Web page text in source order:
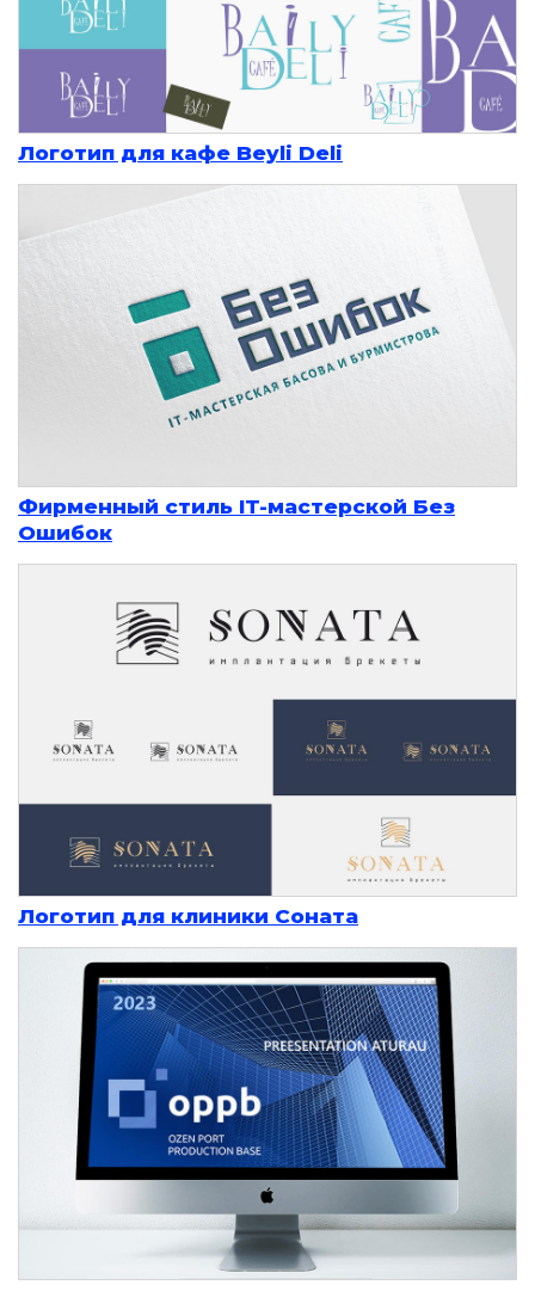
Логотип для кафе Beyli Deli
Фирменный стиль IT-мастерской Без
Ошибок
Логотип для клиники Соната